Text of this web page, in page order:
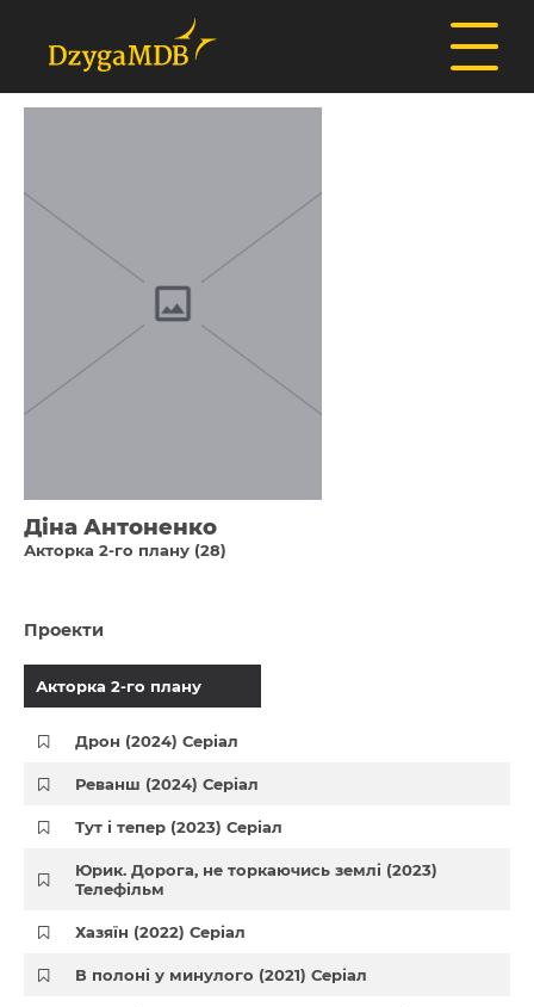
Діна Антоненко
Акторка 2-го плану (28)
Проекти
Акторка 2-го плану
Дрон (2024) Серіал
Реванш (2024) Серіал
Тут і тепер (2023) Серіал
Юрик. Дорога, не торкаючись землі (2023)
Телефільм
Хазяїн (2022) Серіал
В полоні у минулого (2021) Серіал